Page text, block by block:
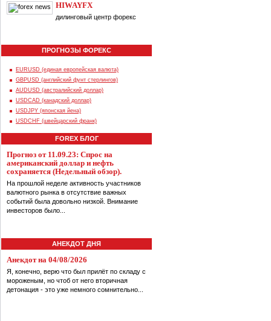
HIWAYFX
дилинговый центр форекс
ПРОГНОЗЫ ФОРЕКС
EURUSD (единая европейская валюта)
GBPUSD (английский фунт стерлингов)
AUDUSD (австралийский доллар)
USDCAD (канадский доллар)
USDJPY (японская йена)
USDCHF (швейцарский франк)
FOREX БЛОГ
Прогноз от 11.09.23: Спрос на
американский доллар и нефть
сохраняется (Недельный обзор).
На прошлой неделе активность участников
валютного рынка в отсутствие важных
событий была довольно низкой. Внимание
инвесторов было...
АНЕКДОТ ДНЯ
Анекдот на 04/08/2026
Я, конечно, верю что был прилёт по складу с
мороженым, но чтоб от него вторичная
детонация - это уже немного сомнительно...